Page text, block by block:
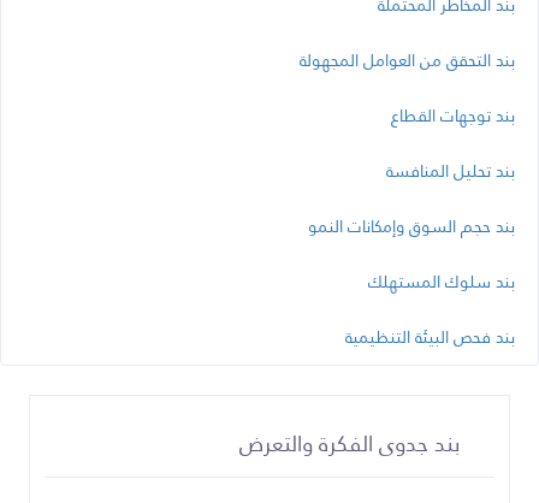
بند التحقق من العوامل المجهولة
بند توجهات القطاع
بند تحليل المنافسة
بند حجم السوق وإمكانات النمو
بند سلوك المستهلك
بند فحص البيئة التنظيمية
بند جدوى الفكرة والتعرض